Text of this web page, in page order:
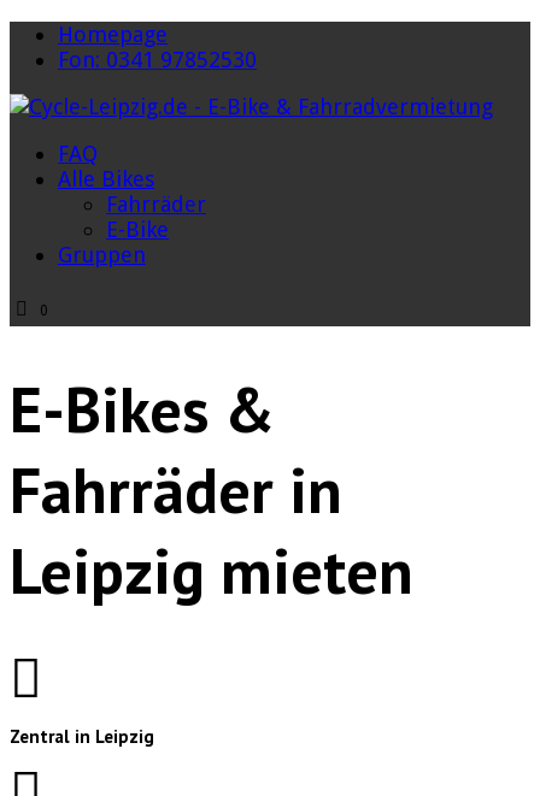
Homepage
Fon: 0341 97852530
FAQ
Alle Bikes
Fahrräder
E-Bike
Gruppen
0
E-Bikes &
Fahrräder in
Leipzig mieten
Zentral in Leipzig